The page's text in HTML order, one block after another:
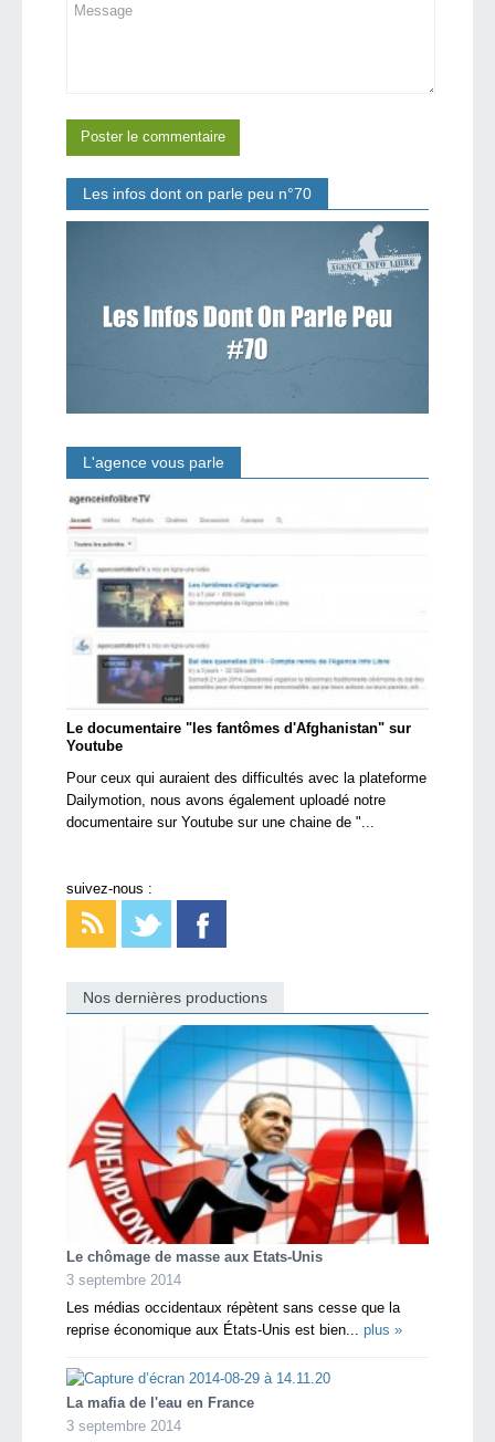
Les infos dont on parle peu n°70
L'agence vous parle
Le documentaire "les fantômes d'Afghanistan" sur
Youtube
Pour ceux qui auraient des difficultés avec la plateforme
Dailymotion, nous avons également uploadé notre
documentaire sur Youtube sur une chaine de "...
suivez-nous :
Nos dernières productions
Le chômage de masse aux Etats-Unis
3 septembre 2014
Les médias occidentaux répètent sans cesse que la
reprise économique aux États-Unis est bien... plus »
La mafia de l'eau en France
3 septembre 2014